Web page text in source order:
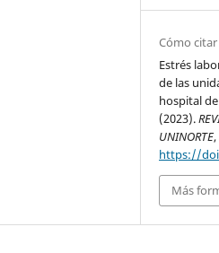
Cómo citar
Estrés
de las
hospital
(2023).
UNINORTE,
https://
Más